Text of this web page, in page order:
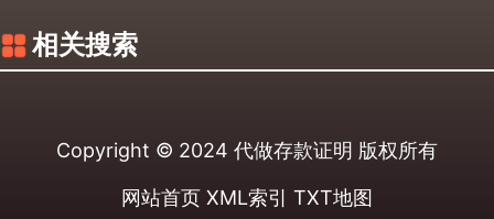
相关搜索
Copyright © 2024 代做存款证明 版权所有
网站首页 XML索引 TXT地图